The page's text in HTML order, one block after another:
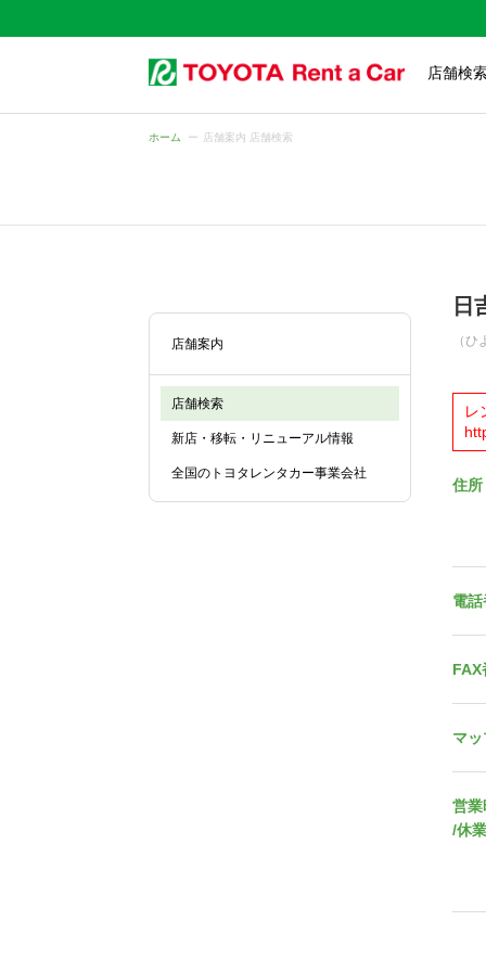
店舗検
ホーム 店舗案内 店舗検索
店舗案内
店舗検索
新店・移転・リニューアル情報
全国のトヨタレンタカー事業会社
日
（ひ
レ
住所
電
FAX
マ
営業
/休